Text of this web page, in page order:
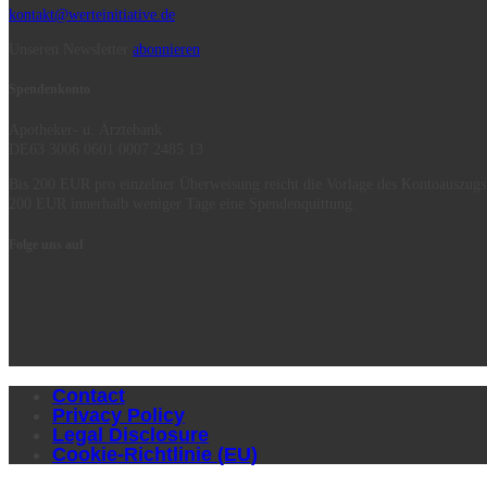
kontakt@werteinitiative.de
abonnieren
Contact
Privacy Policy
Legal Disclosure
Cookie-Richtlinie (EU)